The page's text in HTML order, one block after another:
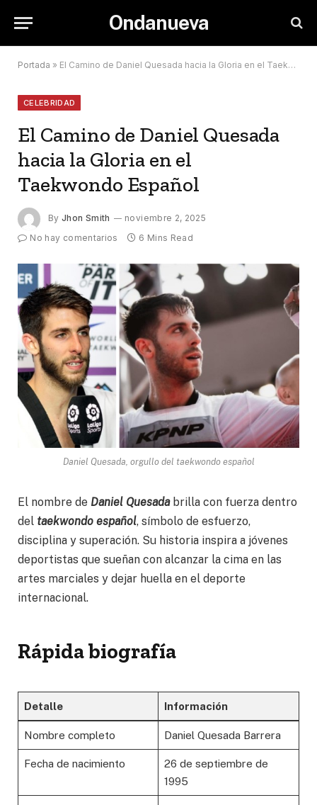
Ondanueva
Portada » El Camino de Daniel Quesada hacia la Gloria en el Taekwondo Español
CELEBRIDAD
El Camino de Daniel Quesada
hacia la Gloria en el
Taekwondo Español
By Jhon Smith
noviembre 2, 2025
No hay comentarios
6 Mins Read
Daniel Quesada, orgullo del taekwondo español
El nombre de Daniel Quesadabrilla con fuerza dentro
del taekwondo español, símbolo de esfuerzo,
disciplina y superación. Su historia inspira a jóvenes
deportistas que sueñan con alcanzar la cima en las
artes marciales y dejar huella en el deporte
internacional.
Rápida biografía
Detalle Información
Nombre completo Daniel Quesada Barrera
Fecha de nacimiento
26 de septiembre de
1995